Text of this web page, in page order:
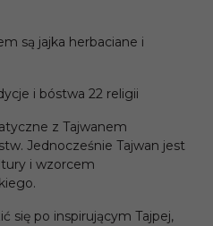
są jajka herbaciane i
i bóstwa 22 religii
z Tajwanem
Jednocześnie Tajwan jest
i wzorcem
się po inspirującym Tajpej,